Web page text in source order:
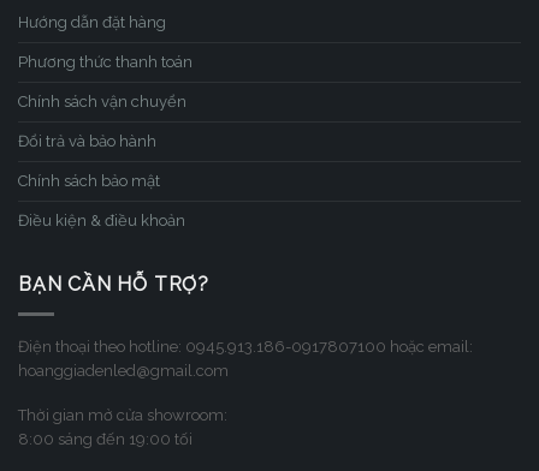
Hướng dẫn đặt hàng
Phương thức thanh toán
Chính sách vận chuyển
Đổi trả và bảo hành
Chính sách bảo mật
Điều kiện & điều khoản
BẠN CẦN HỖ TRỢ?
Điện thoại theo hotline: 0945.913.186-0917807100 hoặc email:
hoanggiadenled@gmail.com
Thời gian mở cửa showroom:
8:00 sáng đến 19:00 tối